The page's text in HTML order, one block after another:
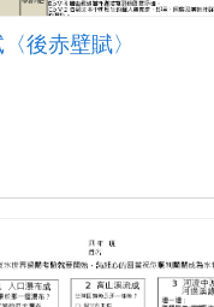
後赤壁賦〉